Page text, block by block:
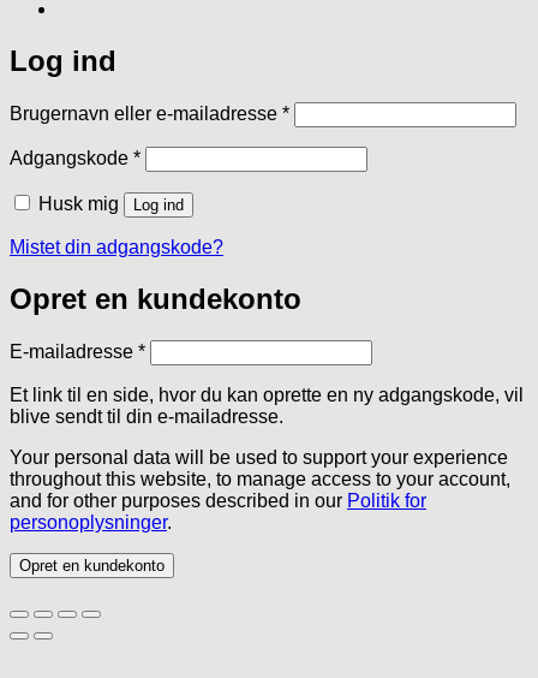
Log ind
Brugernavn eller e-mailadresse *Påkrævet
Adgangskode *Påkrævet
Husk mig Log ind
Mistet din adgangskode?
Opret en kundekonto
E-mailadresse *Påkrævet
Et link til en side, hvor du kan oprette en ny adgangskode, vil
blive sendt til din e-mailadresse.
Your personal data will be used to support your experience
throughout this website, to manage access to your account,
and for other purposes described in our Politik for
personoplysninger.
Opret en kundekonto